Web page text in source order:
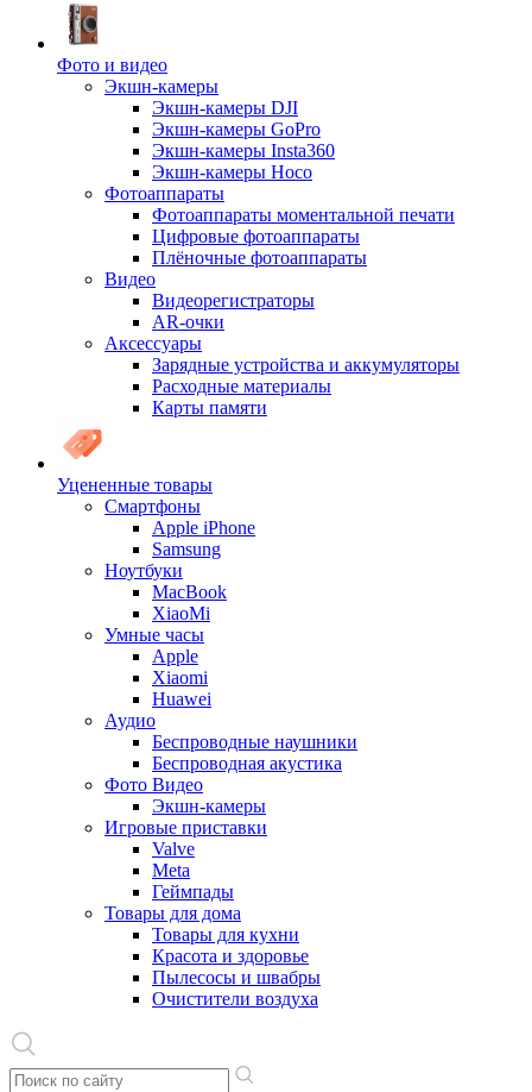
Фото и видео
Экшн-камеры
Экшн-камеры DJI
Экшн-камеры GoPro
Экшн-камеры Insta360
Экшн-камеры Hoco
Фотоаппараты
Фотоаппараты моментальной печати
Цифровые фотоаппараты
Плёночные фотоаппараты
Видео
Видеорегистраторы
AR-очки
Аксессуары
Зарядные устройства и аккумуляторы
Расходные материалы
Карты памяти
Уцененные товары
Cмартфоны
Apple iPhone
Samsung
Ноутбуки
MacBook
XiaoMi
Умные часы
Apple
Xiaomi
Huawei
Аудио
Беспроводные наушники
Беспроводная акустика
Фото Видео
Экшн-камеры
Игровые приставки
Valve
Meta
Геймпады
Товары для дома
Товары для кухни
Красота и здоровье
Пылесосы и швабры
Очистители воздуха